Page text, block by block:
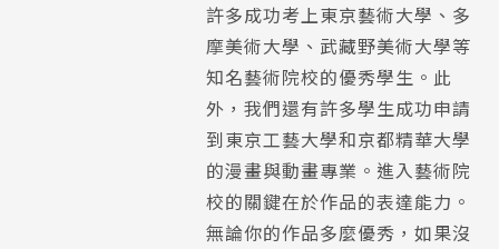
許多成功考上東京藝術大學、多
摩美術大學、武藏野美術大學等
知名藝術院校的優秀學生。此
外，我們還有許多學生成功申請
到東京工藝大學和京都精華大學
的漫畫與動畫專業。進入藝術院
校的關鍵在於作品的表達能力。
無論你的作品多麼優秀，如果沒